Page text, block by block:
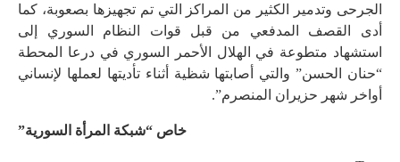
الجرحى وتدمير الكثير من المراكز التي تم تجهيزها بصعوبة، كما
أدى القصف المدفعي من قبل قوات النظام السوري إلى
استشهاد متطوعة في الهلال الأحمر السوري في درعا المحطة
“حنان الحسن” والتي أصابتها شظية أثناء تأديتها لعملها لإنساني
أواخر شهر حزيران المنصرم”.
خاص “شبكة المرأة السورية”